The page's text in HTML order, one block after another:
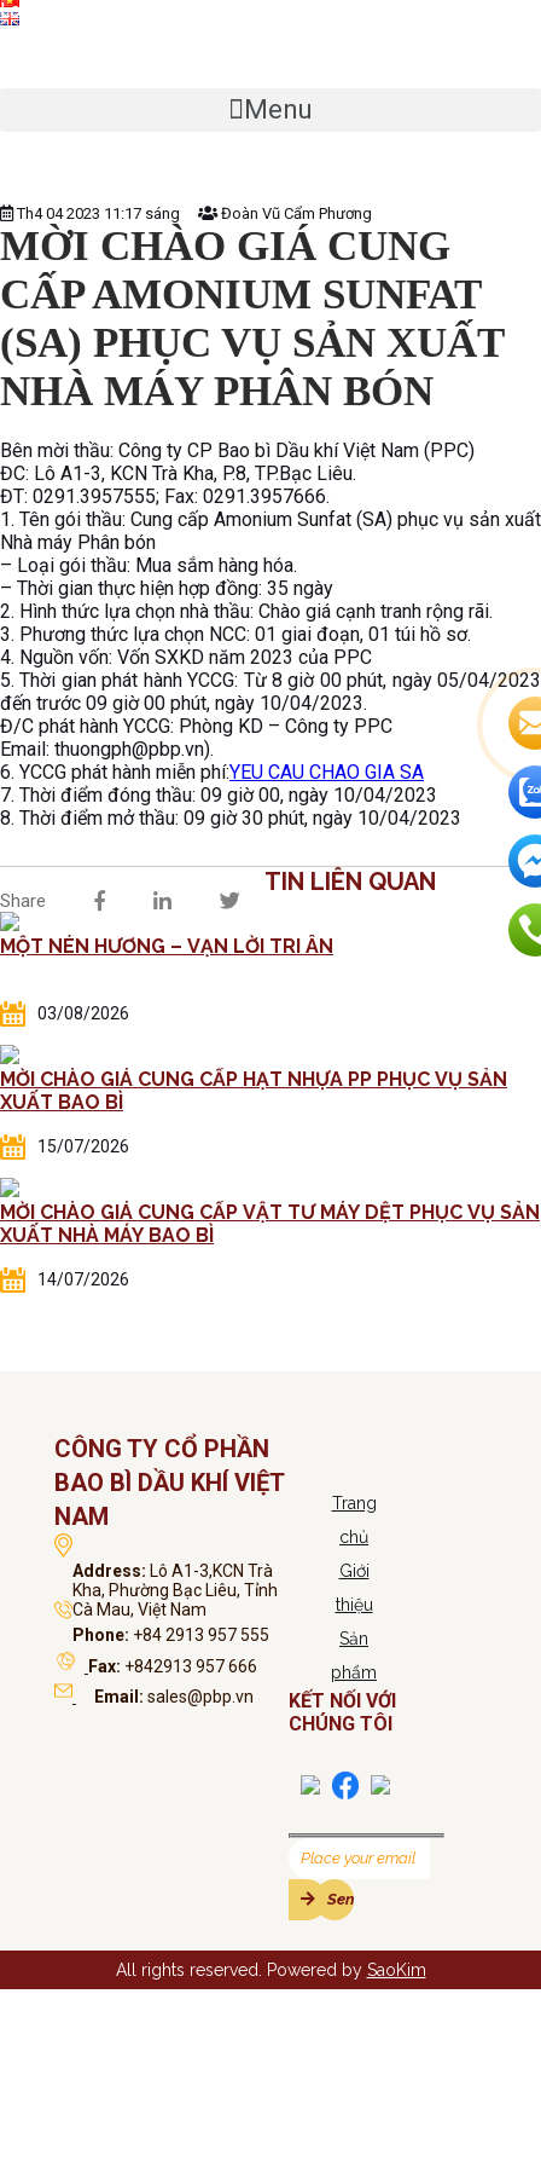
Lorem Ipsum is simply dummy text of the printing and
Menu
Th4 04 2023 11:17 sáng Đoàn Vũ Cẩm Phương
MỜI CHÀO GIÁ CUNG
CẤP AMONIUM SUNFAT
(SA) PHỤC VỤ SẢN XUẤT
NHÀ MÁY PHÂN BÓN
Bên mời thầu: Công ty CP Bao bì Dầu khí Việt Nam (PPC)
ĐC: Lô A1-3, KCN Trà Kha, P.8, TP.Bạc Liêu.
ĐT: 0291.3957555; Fax: 0291.3957666.
1. Tên gói thầu: Cung cấp Amonium Sunfat (SA) phục vụ sản xuất
Nhà máy Phân bón
– Loại gói thầu: Mua sắm hàng hóa.
– Thời gian thực hiện hợp đồng: 35 ngày
2. Hình thức lựa chọn nhà thầu: Chào giá cạnh tranh rộng rãi.
3. Phương thức lựa chọn NCC: 01 giai đoạn, 01 túi hồ sơ.
4. Nguồn vốn: Vốn SXKD năm 2023 của PPC
5. Thời gian phát hành YCCG: Từ 8 giờ 00 phút, ngày 05/04/2023
đến trước 09 giờ 00 phút, ngày 10/04/2023.
Đ/C phát hành YCCG: Phòng KD – Công ty PPC
Email: thuongph@pbp.vn).
6. YCCG phát hành miễn phí:YEU CAU CHAO GIA SA
7. Thời điểm đóng thầu: 09 giờ 00, ngày 10/04/2023
8. Thời điểm mở thầu: 09 giờ 30 phút, ngày 10/04/2023
Share
TIN LIÊN QUAN
MỘT NÉN HƯƠNG – VẠN LỜI TRI ÂN
03/08/2026
MỜI CHÀO GIÁ CUNG CẤP HẠT NHỰA PP PHỤC VỤ SẢN
XUẤT BAO BÌ
15/07/2026
MỜI CHÀO GIÁ CUNG CẤP VẬT TƯ MÁY DỆT PHỤC VỤ SẢN
XUẤT NHÀ MÁY BAO BÌ
14/07/2026
CÔNG TY CỔ PHẦN
BAO BÌ DẦU KHÍ VIỆT
NAM
Address: Lô A1-3,KCN Trà
Kha, Phường Bạc Liêu, Tỉnh
Cà Mau, Việt Nam
Phone: +84 2913 957 555
Fax: +842913 957 666
Email: sales@pbp.vn
Trang
chủ
Giới
thiệu
Sản
phẩm
KẾT NỐI VỚI
CHÚNG TÔI
All rights reserved. Powered by SaoKim